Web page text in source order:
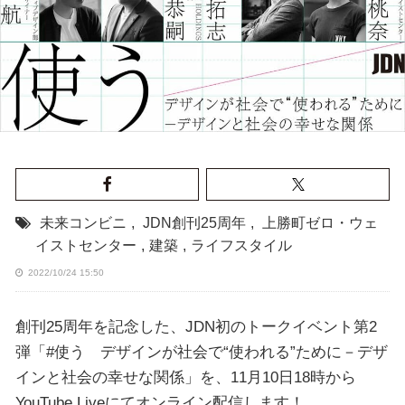
未来コンビニ , JDN創刊25周年 ,
上勝町ゼロ・ウェ
イストセンター , 建築 , ライフスタイル
2022/10/24 15:50
創刊25周年を記念した、JDN初のトークイベント第2
弾「#使う デザインが社会で“使われる”ために－デザ
インと社会の幸せな関係」を、11月10日18時から